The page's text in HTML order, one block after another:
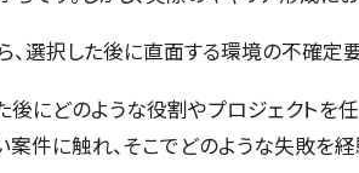
、選択した後に直面する環境の不確定
後にどのような役割やプロジェクトを
案件に触れ、そこでどのような失敗を経